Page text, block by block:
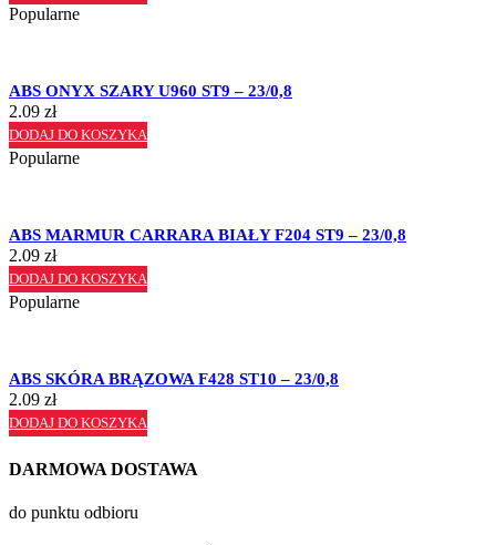
Popularne
ABS ONYX SZARY U960 ST9 – 23/0,8
2.09 zł
DODAJ DO KOSZYKA
Popularne
ABS MARMUR CARRARA BIAŁY F204 ST9 – 23/0,8
2.09 zł
DODAJ DO KOSZYKA
Popularne
ABS SKÓRA BRĄZOWA F428 ST10 – 23/0,8
2.09 zł
DODAJ DO KOSZYKA
DARMOWA DOSTAWA
do punktu odbioru